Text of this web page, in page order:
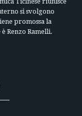
si svolgono
promossa la
Renzo Ramelli.